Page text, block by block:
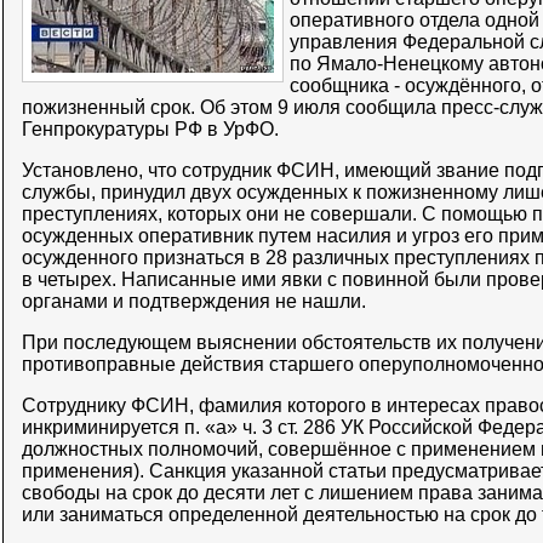
оперативного отдела
управления Федеральной
по Ямало-Ненецкому
сообщника - осуждённого,
пожизненный срок. Об этом 9 июля сообщила пресс-
Генпрокуратуры РФ в УрФО.
Установлено, что сотрудник ФСИН, имеющий звание
службы, принудил двух осужденных к пожизненному
преступлениях, которых они не совершали. С помощью
осужденных оперативник путем насилия и угроз его
осужденного признаться в 28 различных преступлениях
в четырех. Написанные ими явки с повинной были
органами и подтверждения не нашли.
При последующем выяснении обстоятельств их
противоправные действия старшего
Сотруднику ФСИН, фамилия которого в интересах
инкриминируется п. «а» ч. 3 ст. 286 УК Российской
должностных полномочий, совершённое с применением
применения). Санкция указанной статьи
свободы на срок до десяти лет с лишением права
или заниматься определенной деятельностью на срок до